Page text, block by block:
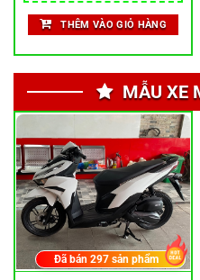
THÊM VÀO GIỎ HÀNG
MẪU XE
Đã bán297 sản phẩm